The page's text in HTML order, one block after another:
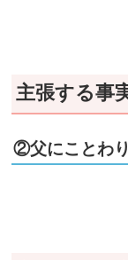
主張する事
②父にことわ